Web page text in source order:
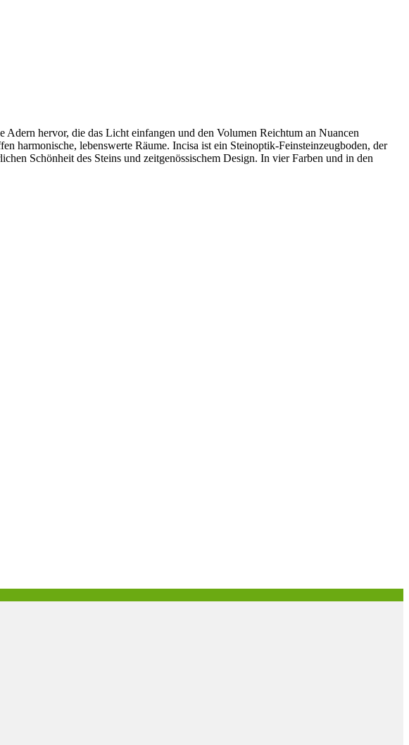
hervor, die das Licht einfangen und den Volumen Reichtum an Nuancen
harmonische, lebenswerte Räume. Incisa ist ein Steinoptik-Feinsteinzeugboden, der
Schönheit des Steins und zeitgenössischem Design. In vier Farben und in den